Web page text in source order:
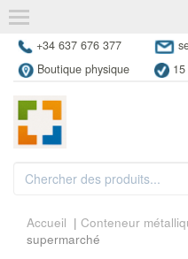
+34 637 676 377
Boutique physique
Accueil | Conteneur
supermarché